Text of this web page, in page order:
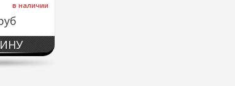
в наличии